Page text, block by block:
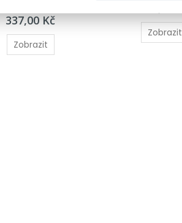
337,00 Kč
Zobrazit
Zobrazit